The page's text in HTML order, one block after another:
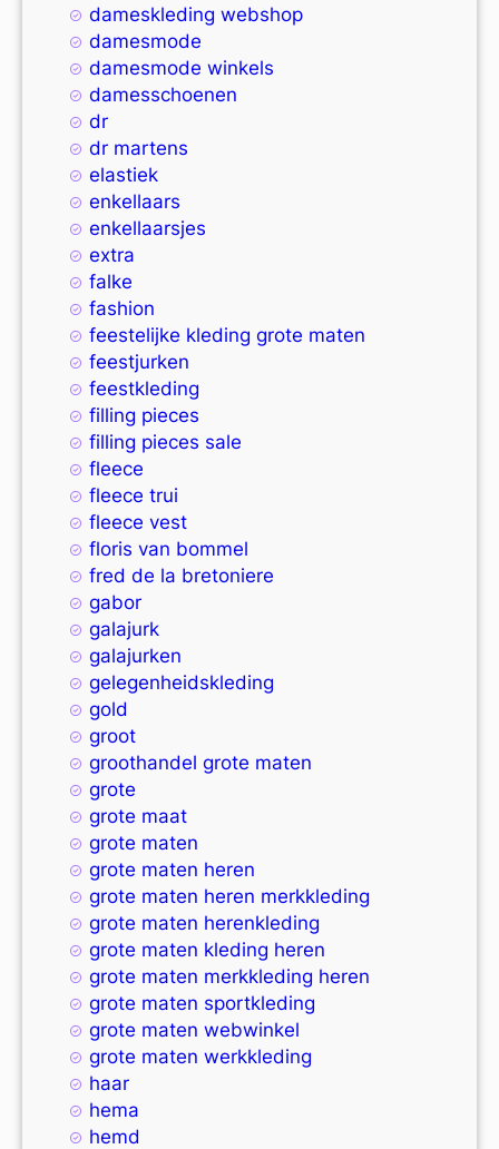
dameskleding webshop
damesmode
damesmode winkels
damesschoenen
dr
dr martens
elastiek
enkellaars
enkellaarsjes
extra
falke
fashion
feestelijke kleding grote maten
feestjurken
feestkleding
filling pieces
filling pieces sale
fleece
fleece trui
fleece vest
floris van bommel
fred de la bretoniere
gabor
galajurk
galajurken
gelegenheidskleding
gold
groot
groothandel grote maten
grote
grote maat
grote maten
grote maten heren
grote maten heren merkkleding
grote maten herenkleding
grote maten kleding heren
grote maten merkkleding heren
grote maten sportkleding
grote maten webwinkel
grote maten werkkleding
haar
hema
hemd